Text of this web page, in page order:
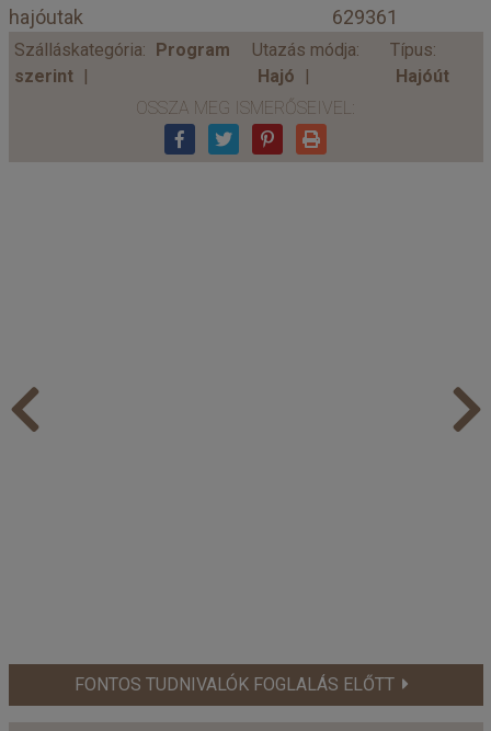
hajóutak
629361
Szálláskategória: Program
szerint
Utazás módja:
Hajó
Típus:
Hajóút
OSSZA MEG ISMERŐSEIVEL:
FONTOS TUDNIVALÓK FOGLALÁS ELŐTT